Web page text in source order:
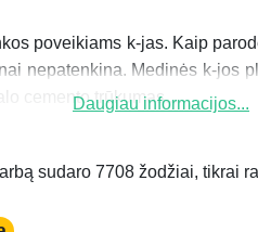
po­veikiams k-jas. Kaip
ne­pa­ten­kina. Medinės k-jos
cemento trū­kumas....
Daugiau informacijos...
sudaro 7708 žodžiai, tikrai